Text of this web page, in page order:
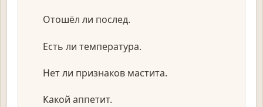
Отошёл ли послед.
Есть ли температура.
Нет ли признаков мастита.
Какой аппетит.